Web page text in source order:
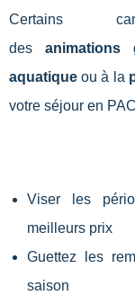
Certains
des animations
aquatique ou à la
votre séjour en
Viser les
meilleurs prix
Guettez les
saison